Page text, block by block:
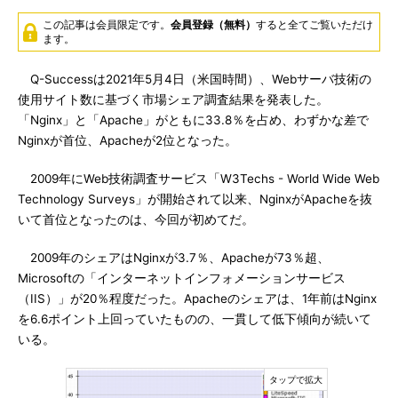
この記事は会員限定です。 会員登録（無料） すると全てご覧いただけ
ます。
Q-Successは2021年5月4日（米国時間）、Webサーバ技術の
使用サイト数に基づく市場シェア調査結果を発表した。
「Nginx」と「Apache」がともに33.8％を占め、わずかな差で
Nginxが首位、Apacheが2位となった。
2009年にWeb技術調査サービス「W3Techs - World Wide Web
Technology Surveys」が開始されて以来、NginxがApacheを抜
いて首位となったのは、今回が初めてだ。
2009年のシェアはNginxが3.7％、Apacheが73％超、
Microsoftの「インターネットインフォメーションサービス
（IIS）」が20％程度だった。Apacheのシェアは、1年前はNginx
を6.6ポイント上回っていたものの、一貫して低下傾向が続いて
いる。